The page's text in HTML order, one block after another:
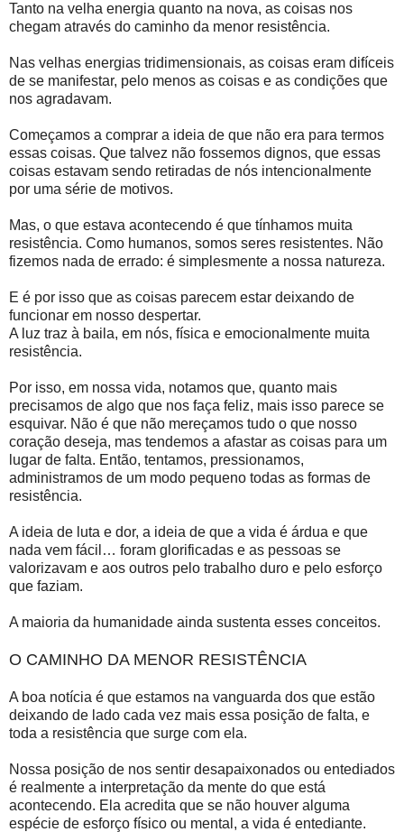
Tanto na velha energia quanto na nova, as coisas nos
chegam através do caminho da menor resistência.
Nas velhas energias tridimensionais, as coisas eram difíceis
de se manifestar, pelo menos as coisas e as condições que
nos agradavam.
Começamos a comprar a ideia de que não era para termos
essas coisas. Que talvez não fossemos dignos, que essas
coisas estavam sendo retiradas de nós intencionalmente
por uma série de motivos.
Mas, o que estava acontecendo é que tínhamos muita
resistência. Como humanos, somos seres resistentes. Não
fizemos nada de errado: é simplesmente a nossa natureza.
E é por isso que as coisas parecem estar deixando de
funcionar em nosso despertar.
A luz traz à baila, em nós, física e emocionalmente muita
resistência.
Por isso, em nossa vida, notamos que, quanto mais
precisamos de algo que nos faça feliz, mais isso parece se
esquivar. Não é que não mereçamos tudo o que nosso
coração deseja, mas tendemos a afastar as coisas para um
lugar de falta. Então, tentamos, pressionamos,
administramos de um modo pequeno todas as formas de
resistência.
A ideia de luta e dor, a ideia de que a vida é árdua e que
nada vem fácil… foram glorificadas e as pessoas se
valorizavam e aos outros pelo trabalho duro e pelo esforço
que faziam.
A maioria da humanidade ainda sustenta esses conceitos.
O CAMINHO DA MENOR RESISTÊNCIA
A boa notícia é que estamos na vanguarda dos que estão
deixando de lado cada vez mais essa posição de falta, e
toda a resistência que surge com ela.
Nossa posição de nos sentir desapaixonados ou entediados
é realmente a interpretação da mente do que está
acontecendo. Ela acredita que se não houver alguma
espécie de esforço físico ou mental, a vida é entediante.